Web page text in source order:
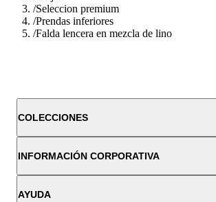
/Seleccion premium
/Prendas inferiores
/Falda lencera en mezcla de lino
COLECCIONES
INFORMACIÓN CORPORATIVA
AYUDA